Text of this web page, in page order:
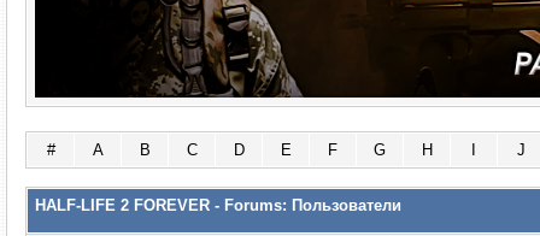
# A B C D E F G H J
HALF-LIFE 2 FOREVER - Forums: Пользователи